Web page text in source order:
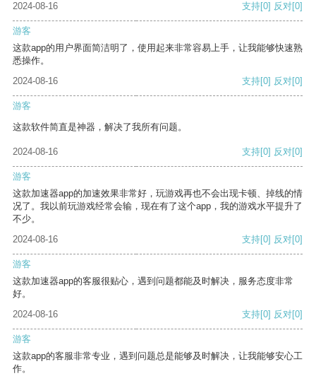
2024-08-16 支持[0] 反对[0]
游客
这款app的用户界面简洁明了，使用起来非常容易上手，让我能够快速熟
悉操作。
2024-08-16
支持[0] 反对[0]
游客
这款软件简直是神器，解决了我所有问题。
2024-08-16 支持[0] 反对[0]
游客
这款加速器app的加速效果非常好，玩游戏再也不会出现卡顿、掉线的情
况了。我以前玩游戏经常会输，现在有了这个app，我的游戏水平提升了
不少。
2024-08-16
支持[0] 反对[0]
游客
这款加速器app的客服很贴心，遇到问题都能及时解决，服务态度非常
好。
2024-08-16
支持[0] 反对[0]
游客
这款app的客服非常专业，遇到问题总是能够及时解决，让我能够安心工
作。